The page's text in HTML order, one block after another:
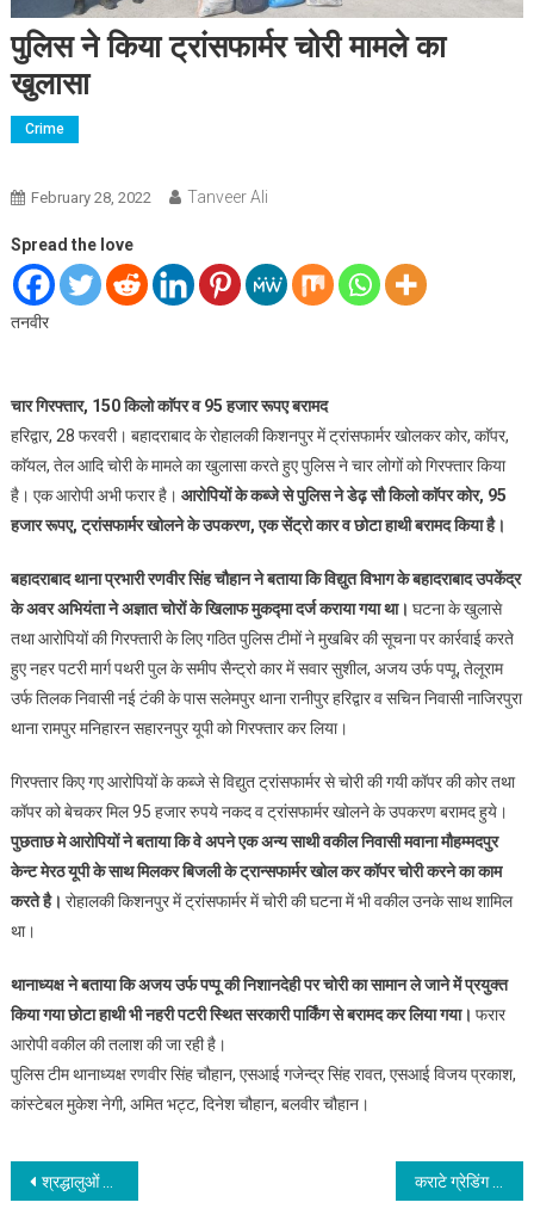
पुलिस ने किया ट्रांसफार्मर चोरी मामले का
खुलासा
Crime
February 28, 2022 Tanveer Ali
Spread the love
तनवीर
चार गिरफ्तार, 150 किलो काॅपर व 95 हजार रूपए बरामद
हरिद्वार, 28 फरवरी। बहादराबाद के रोहालकी किशनपुर में ट्रांसफार्मर खोलकर कोर, काॅपर,
काॅयल, तेल आदि चोरी के मामले का खुलासा करते हुए पुलिस ने चार लोगों को गिरफ्तार किया
है। एक आरोपी अभी फरार है। आरोपियों के कब्जे से पुलिस ने डेढ़ सौ किलो काॅपर कोर, 95
हजार रूपए, ट्रांसफार्मर खोलने के उपकरण, एक सेंट्रो कार व छोटा हाथी बरामद किया है।
बहादराबाद थाना प्रभारी रणवीर सिंह चौहान ने बताया कि विद्युत विभाग के बहादराबाद उपकेंद्र
के अवर अभियंता ने अज्ञात चोरों के खिलाफ मुकद्मा दर्ज कराया गया था। घटना के खुलासे
तथा आरोपियों की गिरफ्तारी के लिए गठित पुलिस टीमों ने मुखबिर की सूचना पर कार्रवाई करते
हुए नहर पटरी मार्ग पथरी पुल के समीप सैन्ट्रो कार में सवार सुशील, अजय उर्फ पप्पू, तेलूराम
उर्फ तिलक निवासी नई टंकी के पास सलेमपुर थाना रानीपुर हरिद्वार व सचिन निवासी नाजिरपुरा
थाना रामपुर मनिहारन सहारनपुर यूपी को गिरफ्तार कर लिया।
गिरफ्तार किए गए आरोपियों के कब्जे से विद्युत ट्रांसफार्मर से चोरी की गयी कॉपर की कोर तथा
कॉपर को बेचकर मिल 95 हजार रुपये नकद व ट्रांसफार्मर खोलने के उपकरण बरामद हुये।
पुछताछ मे आरोपियों ने बताया कि वे अपने एक अन्य साथी वकील निवासी मवाना मौहम्मदपुर
केन्ट मेरठ यूपी के साथ मिलकर बिजली के ट्रान्सफार्मर खोल कर कॉपर चोरी करने का काम
करते है। रोहालकी किशनपुर में ट्रांसफार्मर में चोरी की घटना में भी वकील उनके साथ शामिल
था।
थानाध्यक्ष ने बताया कि अजय उर्फ पप्पू की निशानदेही पर चोरी का सामान ले जाने में प्रयुक्त
किया गया छोटा हाथी भी नहरी पटरी स्थित सरकारी पार्किंग से बरामद कर लिया गया। फरार
आरोपी वकील की तलाश की जा रही है।
पुलिस टीम थानाध्यक्ष रणवीर सिंह चौहान, एसआई गजेन्द्र सिंह रावत, एसआई विजय प्रकाश,
कांस्टेबल मुकेश नेगी, अमित भट्ट, दिनेश चौहान, बलवीर चौहान।
Post navigation
श्रद्धालुओं में दहशत,जंगली हाथी के हमले से फक्कड़ बाबा की मौत